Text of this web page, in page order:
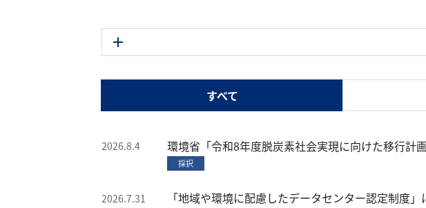
2026年度
2023年度
2022年度
2020年度
すべて
2026.8.4 環境省「令和8年度脱炭素社会実現に向けた移行計
採択
2026.7.31 「地域や環境に配慮したデータセンター認定制度